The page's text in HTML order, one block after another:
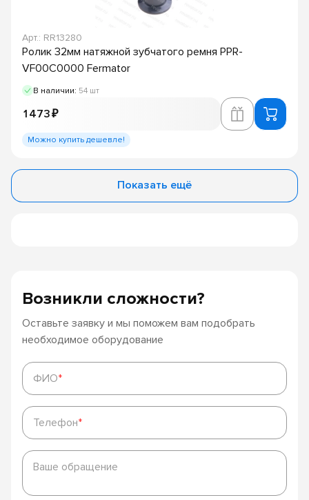
Арт.: RR13280
Ролик 32мм натяжной зубчатого ремня PPR-
VF00C0000 Fermator
В наличии: 54 шт
1 473 ₽
Можно купить дешевле!
Показать ещё
Возникли сложности?
Оставьте заявку и мы поможем вам подобрать
необходимое оборудование
ФИО*
ФИО*
Телефон*
Телефон*
Ваше
обращение
Ваше обращение